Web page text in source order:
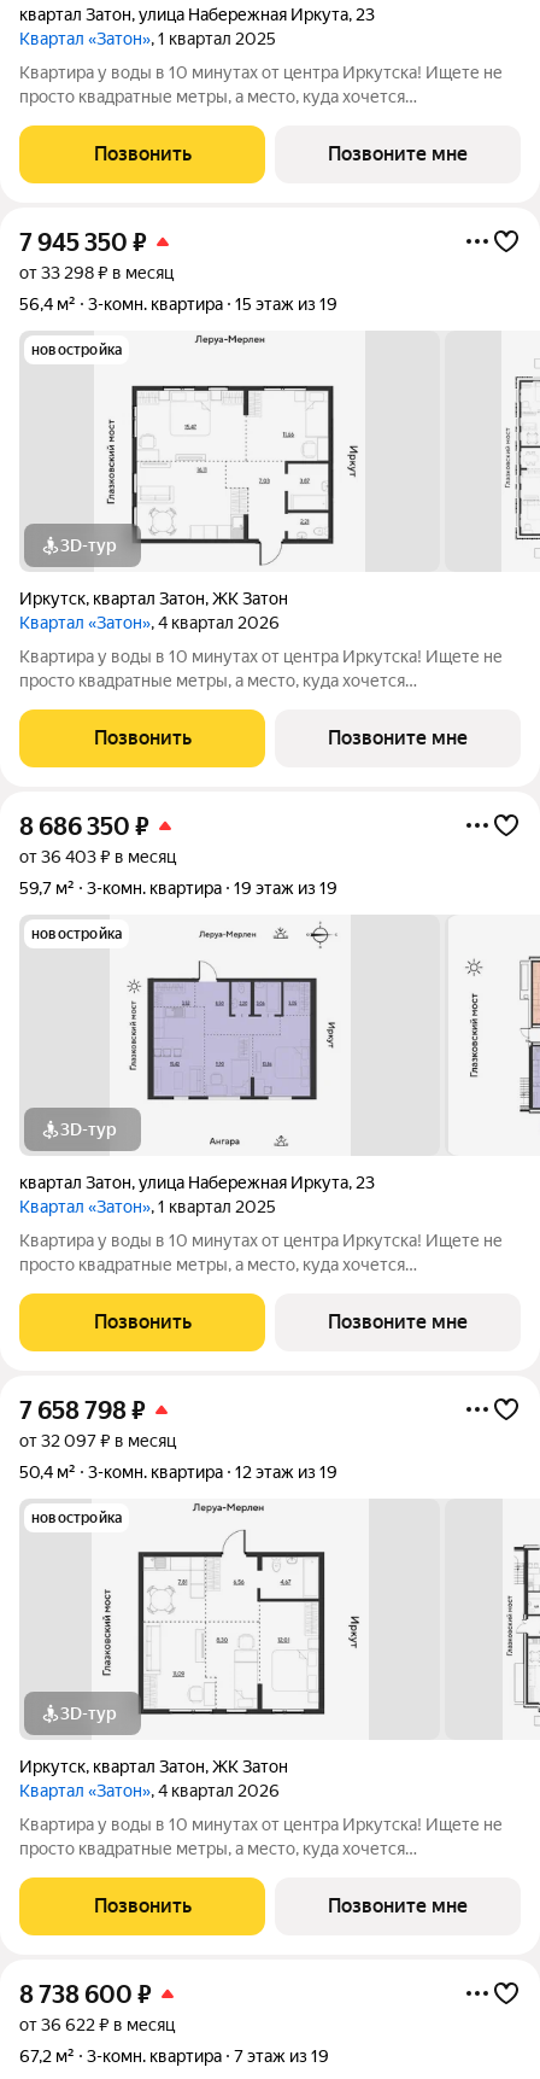
квартал Затон,улица Набережная Иркута, 23
Квартал «Затон», 1 квартал 2025
Квартира у воды в 10 минутах от центра Иркутска! Ищете не
просто квадратные метры, а место, куда хочется
уникальный жилой комплекс на первой береговой линии,
расположенный на живописном полуострове в
Позвонить Позвоните мне
7 945 350 ₽
от 33 298 ₽ в месяц
56,4 м²
3-комн. квартира 15 этаж из 19
новостройка
3D-тур
Иркутск, квартал Затон,ЖК Затон
Квартал «Затон», 4 квартал 2026
Квартира у воды в 10 минутах от центра Иркутска! Ищете не
просто квадратные метры, а место, куда хочется
уникальный жилой комплекс на первой береговой линии,
расположенный на живописном полуострове в
Позвонить Позвоните мне
8 686 350 ₽
от 36 403 ₽ в месяц
59,7 м²
3-комн. квартира 19 этаж из 19
новостройка
3D-тур
квартал Затон,улица Набережная Иркута, 23
Квартал «Затон», 1 квартал 2025
Квартира у воды в 10 минутах от центра Иркутска! Ищете не
просто квадратные метры, а место, куда хочется
уникальный жилой комплекс на первой береговой линии,
расположенный на живописном полуострове в
Позвонить Позвоните мне
7 658 798₽
от 32 097 ₽ в месяц
50,4 м²
3-комн. квартира 12 этаж из 19
новостройка
3D-тур
Иркутск, квартал Затон,ЖК Затон
Квартал «Затон», 4 квартал 2026
Квартира у воды в 10 минутах от центра Иркутска! Ищете не
просто квадратные метры, а место, куда хочется
уникальный жилой комплекс на первой береговой линии,
расположенный на живописном полуострове в
Позвонить Позвоните мне
8 738 600 ₽
от 36 622 ₽ в месяц
67,2 м²
3-комн. квартира 7 этаж из 19